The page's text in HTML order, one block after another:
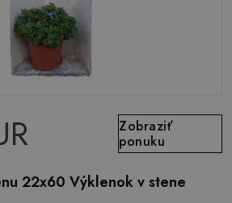
Zobraziť
ponuku
22x60 Výklenok v stene